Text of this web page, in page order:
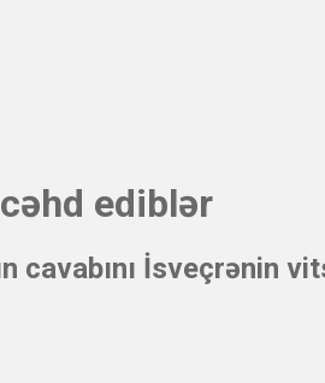
ediblər
cavabını İsveçrənin